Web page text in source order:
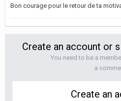
Bon courage pour le retour de ta
Create an account or
You need to be a
a
Create an